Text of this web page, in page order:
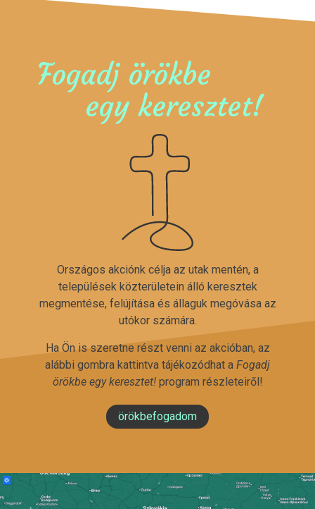
Fogadj örökbe
egy keresztet!
Országos akciónk célja az utak mentén, a
települések közterületein álló keresztek
megmentése, felújítása és állaguk megóvása az
utókor számára.
Ha Ön is szeretne részt venni az akcióban, az
alábbi gombra kattintva tájékozódhat a Fogadj
örökbe egy keresztet!program részleteiről!
örökbefogadom